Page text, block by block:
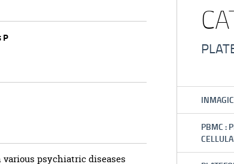
P
psychiatric diseases
PBMC :